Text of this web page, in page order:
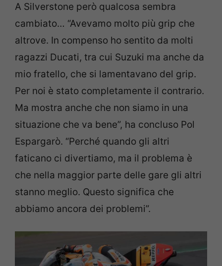
A Silverstone però qualcosa sembra
cambiato… “Avevamo molto più grip che
altrove. In compenso ho sentito da molti
ragazzi Ducati, tra cui Suzuki ma anche da
mio fratello, che si lamentavano del grip.
Per noi è stato completamente il contrario.
Ma mostra anche che non siamo in una
situazione che va bene”, ha concluso Pol
Espargarò. “Perché quando gli altri
faticano ci divertiamo, ma il problema è
che nella maggior parte delle gare gli altri
stanno meglio. Questo significa che
abbiamo ancora dei problemi”.